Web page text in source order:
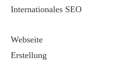
Internationales SEO
Webseite
Erstellung